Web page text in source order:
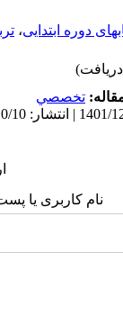
دوره ابتدایی،
تخصصي
نام کاربری یا